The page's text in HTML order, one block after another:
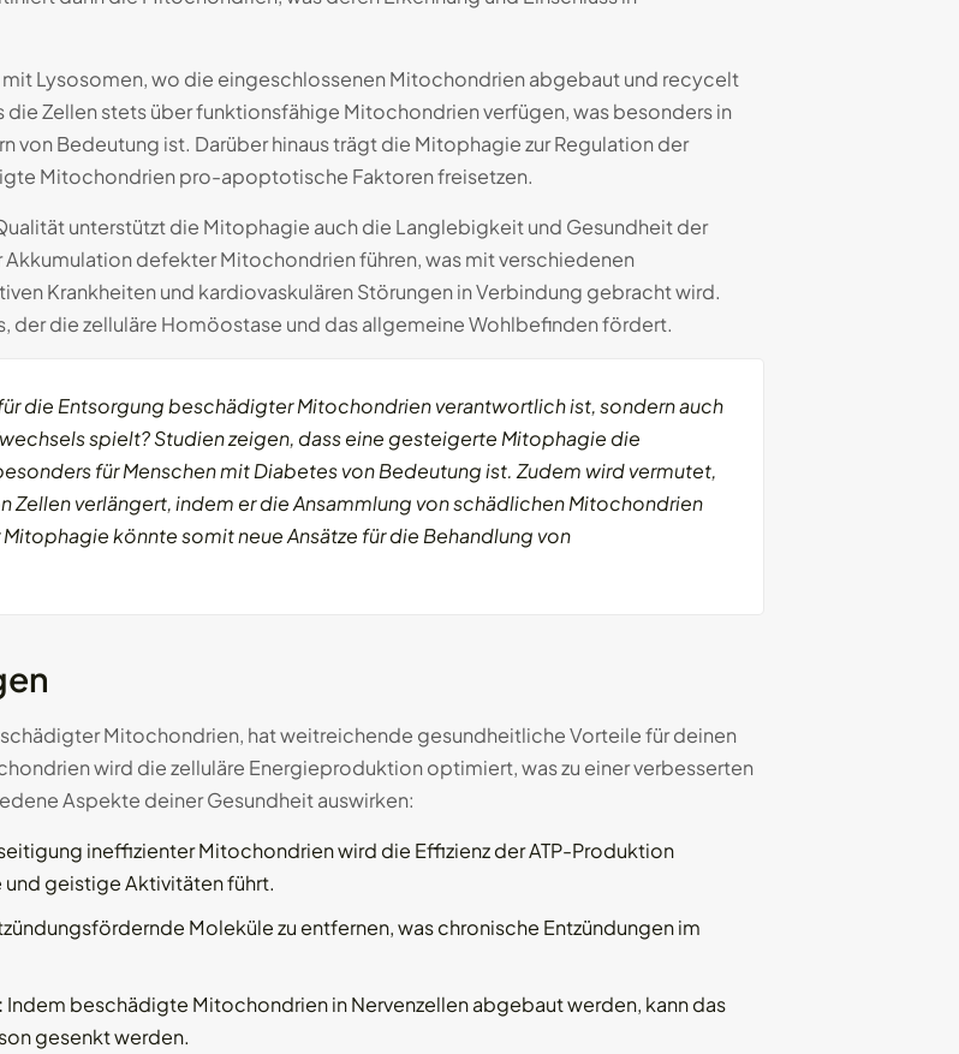
Lysosomen, wo die eingeschlossenen Mitochondrien abgebaut und recycelt
Zellen stets über funktionsfähige Mitochondrien verfügen, was besonders in
von Bedeutung ist. Darüber hinaus trägt die Mitophagie zur Regulation der
Mitochondrien pro-apoptotische Faktoren freisetzen.
unterstützt die Mitophagie auch die Langlebigkeit und Gesundheit der
Akkumulation defekter Mitochondrien führen, was mit verschiedenen
Krankheiten und kardiovaskulären Störungen in Verbindung gebracht wird.
der die zelluläre Homöostase und das allgemeine Wohlbefinden fördert.
die Entsorgung beschädigter Mitochondrien verantwortlich ist, sondern auch
spielt? Studien zeigen, dass eine gesteigerte Mitophagie die
für Menschen mit Diabetes von Bedeutung ist. Zudem wird vermutet,
Zellen verlängert, indem er die Ansammlung von schädlichen Mitochondrien
könnte somit neue Ansätze für die Behandlung von
Mitochondrien, hat weitreichende gesundheitliche Vorteile für deinen
wird die zelluläre Energieproduktion optimiert, was zu einer verbesserten
Aspekte deiner Gesundheit auswirken:
ineffizienter Mitochondrien wird die Effizienz der ATP-Produktion
und geistige Aktivitäten führt.
Moleküle zu entfernen, was chronische Entzündungen im
Indem beschädigte Mitochondrien in Nervenzellen abgebaut werden, kann das
gesenkt werden.